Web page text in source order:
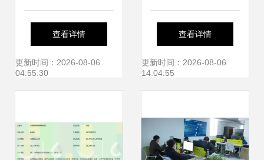
航空集团项目 iSIM
AI服务数字化虚拟
查看详情
更新时间：2026-08-06
04:55:30
查看详情
更新时间：2026-08-06
14:04:55